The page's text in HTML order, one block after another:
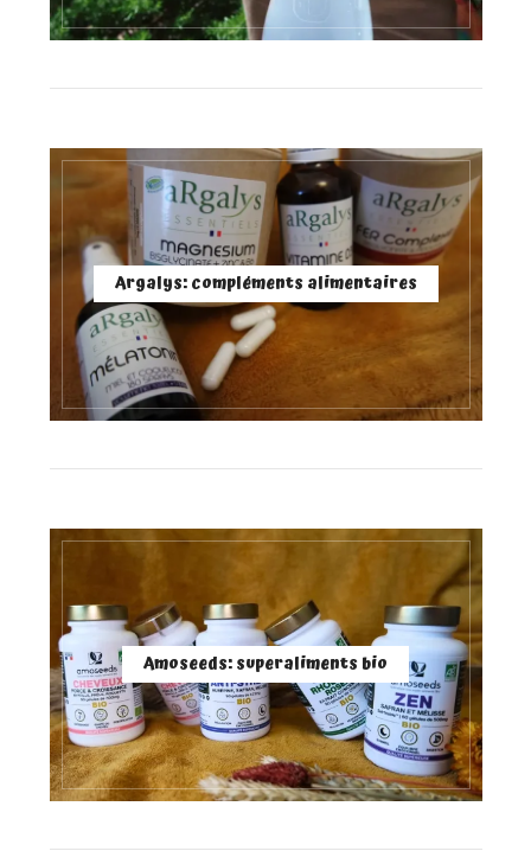
Argalys: compléments alimentaires
Amoseeds: superaliments bio